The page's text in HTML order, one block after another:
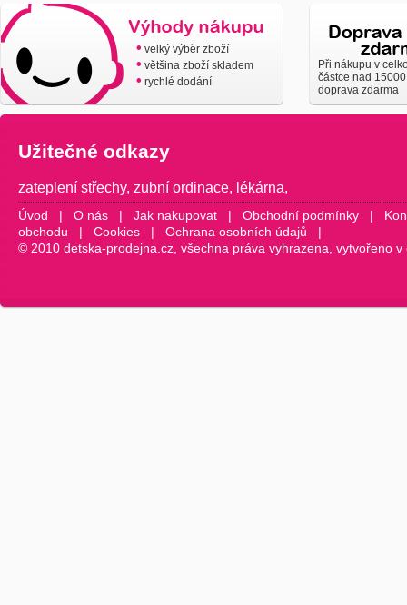
• velký výběr zboží
• většina zboží skladem
• rychlé dodání
Při nákupu v
částce nad
doprava zdarma
Užitečné odkazy
zateplení střechy, zubní ordinace, lékárna,
Úvod | O nás | Jak nakupovat | Obchodní podmínky |
obchodu | Cookies | Ochrana osobních údajů |
© 2010 detska-prodejna.cz, všechna práva vyhrazena, vytvořeno v